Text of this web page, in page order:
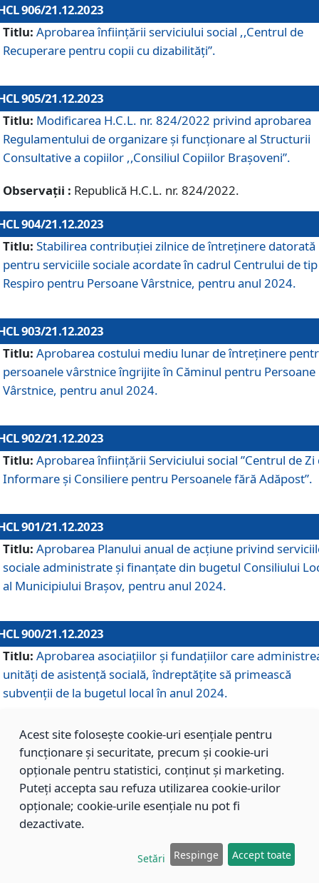
906/21.12.2023
Titlu: Aprobarea înființării serviciului social ,,Centrul de
Recuperare pentru copii cu dizabilități”.
905/21.12.2023
Titlu: Modificarea H.C.L. nr. 824/2022 privind aprobarea
Regulamentului de organizare şi funcţionare al Structurii
Consultative a copiilor ,,Consiliul Copiilor Braşoveni”.
Observații : Republică H.C.L. nr. 824/2022.
904/21.12.2023
Titlu: Stabilirea contribuţiei zilnice de întreținere datorată
pentru serviciile sociale acordate în cadrul Centrului de tip
Respiro pentru Persoane Vârstnice, pentru anul 2024.
903/21.12.2023
Titlu: Aprobarea costului mediu lunar de întreţinere
persoanele vârstnice îngrijite în Căminul pentru Persoane
Vârstnice, pentru anul 2024.
902/21.12.2023
Titlu: Aprobarea înființării Serviciului social ”Centrul de Zi
Informare și Consiliere pentru Persoanele fără Adăpost”.
901/21.12.2023
Titlu: Aprobarea Planului anual de acțiune privind
sociale administrate și finanțate din bugetul Consiliului
al Municipiului Brașov, pentru anul 2024.
900/21.12.2023
Titlu: Aprobarea asociațiilor şi fundațiilor care
unități de asistenţă socială, îndreptăţite să primească
subvenţii de la bugetul local în anul 2024.
899/21.12.2023
Aprobarea standardelor de cost pentru serviciile
sociale furnizate în cadrul Direcției de Asistență Socială
Brașov, pentru anul 2024.
Modificarea Anexei la H.C.L. nr. 91 din 09.02.2018,
Acest site folosește cookie-uri esențiale pentru
funcționare și securitate, precum și cookie-uri
opționale pentru statistici, conținut și marketing.
Puteți accepta sau refuza utilizarea cookie-urilor
opționale; cookie-urile esențiale nu pot fi
dezactivate.
Setări Respinge Accept toate